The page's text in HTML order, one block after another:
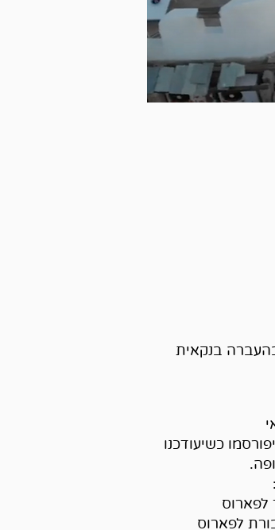
בנקאית
כשיעודכנו
לפארוס
לפארוס